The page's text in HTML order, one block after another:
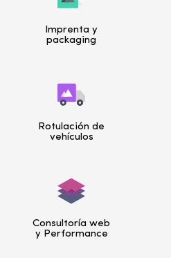
Imprenta y
packaging
Rotulación de
vehículos
Consultoría web
y Performance